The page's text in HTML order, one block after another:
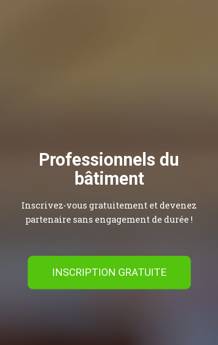
Professionnels du
bâtiment
Inscrivez-vous gratuitement et devenez
partenaire sans engagement de durée !
INSCRIPTION GRATUITE